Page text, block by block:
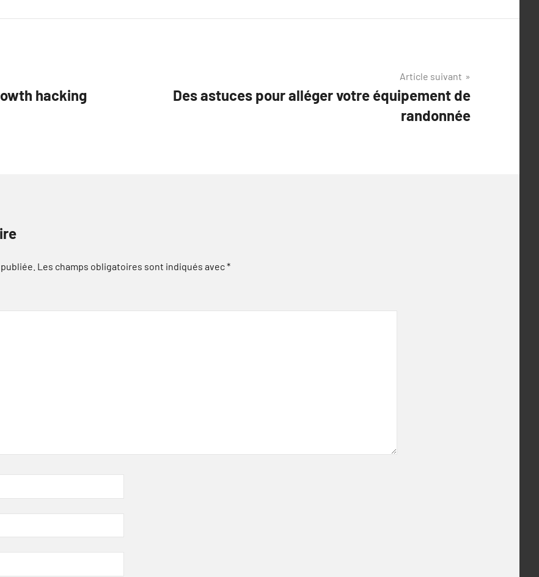
hacking
Article suivant
Des astuces pour alléger votre équipement de
randonnée
Les champs obligatoires sont indiqués avec*